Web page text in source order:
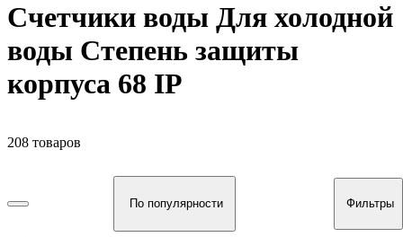
Счетчики воды Для холодной
воды Степень защиты
корпуса 68 IP
208 товаров
По популярности Фильтры